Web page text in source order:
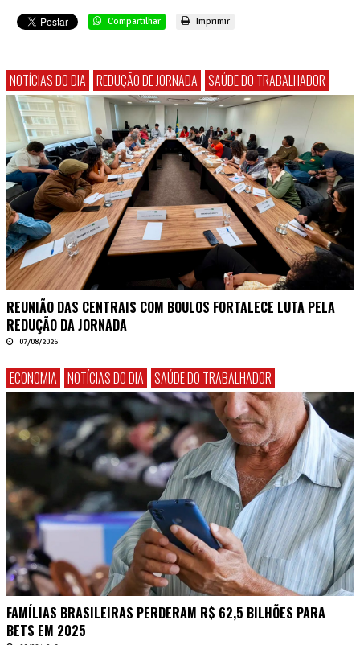
Compartilhar Imprimir
NOTÍCIAS DO DIA REDUÇÃO DE JORNADA SAÚDE DO TRABALHADOR
REUNIÃO DAS CENTRAIS COM BOULOS FORTALECE LUTA PELA
REDUÇÃO DA JORNADA
07/08/2026
ECONOMIA NOTÍCIAS DO DIA SAÚDE DO TRABALHADOR
FAMÍLIAS BRASILEIRAS PERDERAM R$ 62,5 BILHÕES PARA
BETS EM 2025